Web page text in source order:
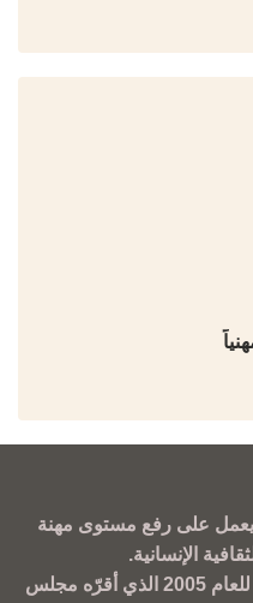
على رفع مستوى مهنة
الإنسانية.
تم إنشاؤه بموجب القانون رقم/14/ للعام 2005 الذي أقرّه مجلس